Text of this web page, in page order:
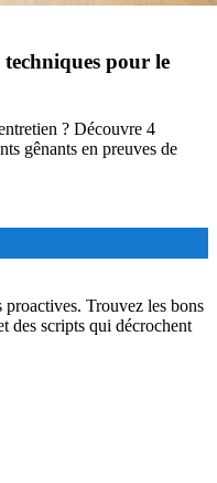
techniques pour le
? Découvre 4
gênants en preuves de
Trouvez les bons
des scripts qui décrochent